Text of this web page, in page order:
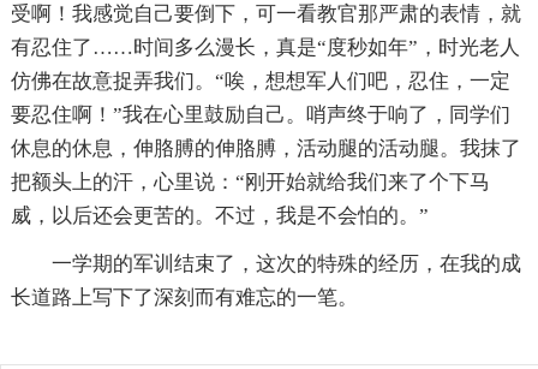
受啊！我感觉自己要倒下，可一看教官那严肃的表情，就
有忍住了……时间多么漫长，真是“度秒如年”，时光老人
仿佛在故意捉弄我们。“唉，想想军人们吧，忍住，一定
要忍住啊！”我在心里鼓励自己。哨声终于响了，同学们
休息的休息，伸胳膊的伸胳膊，活动腿的活动腿。我抹了
把额头上的汗，心里说：“刚开始就给我们来了个下马
威，以后还会更苦的。不过，我是不会怕的。”
一学期的军训结束了，这次的特殊的经历，在我的成
长道路上写下了深刻而有难忘的一笔。